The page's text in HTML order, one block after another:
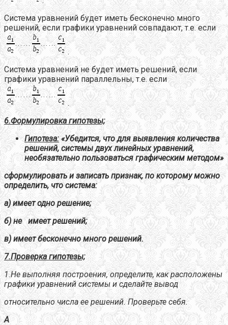
Система уравнений будет иметь бесконечно много
решений, если графики уравнений совпадают, т.е. если
.
Система уравнений не будет иметь решений, если
графики уравнений параллельны, т.е. если
.
6.Формулировка гипотезы;
Гипотеза: «Убедится, что для выявления количества
решений, системы двух линейных уравнений,
необязательно пользоваться графическим методом»
сформулировать и записать признак, по которому можно
определить, что система:
а) имеет одно решение;
б) не имеет решений;
в) имеет бесконечно много решений.
7.Проверка гипотезы;
1.Не выполняя построения, определите, как расположены
графики уравнений системы и сделайте вывод
относительно числа ее решений. Проверьте себя.
А